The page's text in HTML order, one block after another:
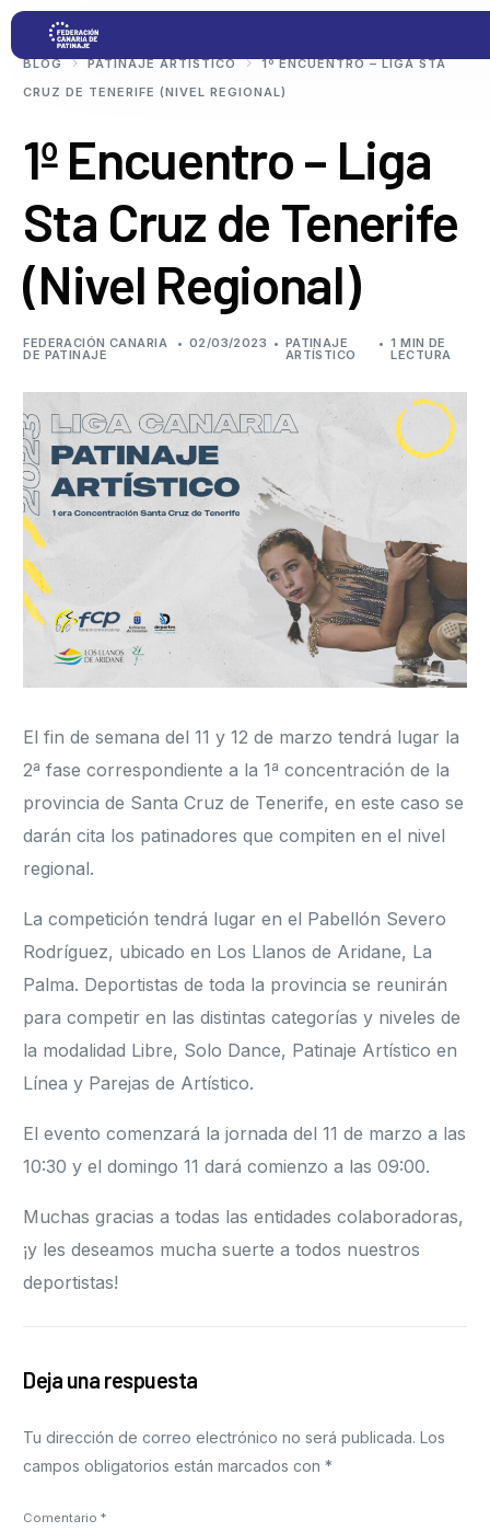
BLOG PATINAJE ARTÍSTICO
1º ENCUENTRO – LIGA STA
CRUZ DE TENERIFE (NIVEL REGIONAL)
1º Encuentro – Liga
Sta Cruz de Tenerife
(Nivel Regional)
FEDERACIÓN CANARIA
DE PATINAJE
02/03/2023 PATINAJE
ARTÍSTICO
1 MIN DE
LECTURA
El fin de semana del 11 y 12 de marzo tendrá lugar la
2ª fase correspondiente a la 1ª concentración de la
provincia de Santa Cruz de Tenerife, en este caso se
darán cita los patinadores que compiten en el nivel
regional.
La competición tendrá lugar en el Pabellón Severo
Rodríguez, ubicado en Los Llanos de Aridane, La
Palma. Deportistas de toda la provincia se reunirán
para competir en las distintas categorías y niveles de
la modalidad Libre, Solo Dance, Patinaje Artístico en
Línea y Parejas de Artístico.
El evento comenzará la jornada del 11 de marzo a las
10:30 y el domingo 11 dará comienzo a las 09:00.
Muchas gracias a todas las entidades colaboradoras,
¡y les deseamos mucha suerte a todos nuestros
deportistas!
Deja una respuesta
Tu dirección de correo electrónico no será publicada. Los
campos obligatorios están marcados con*
Comentario*
Proyectos
Competiciones
Clubs
Transparencia
Documentación
Blog
Formación